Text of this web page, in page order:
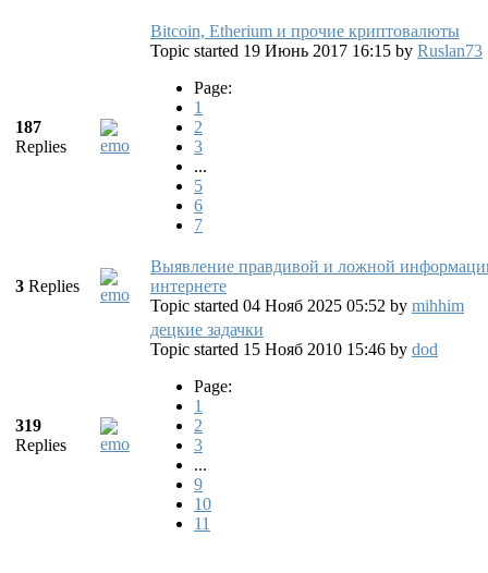
187
Replies
Bitcoin, Etherium и прочие криптовалюты
Topic started 19 Июнь 2017 16:15 by Ruslan73
Page:
1
2
3
...
5
6
7
3 Replies
Выявление правдивой и ложной
интернете
Topic started 04 Нояб 2025 05:52 by mihhim
319
Replies
децкие задачки
Topic started 15 Нояб 2010 15:46 by dod
Page:
1
2
3
...
9
10
11